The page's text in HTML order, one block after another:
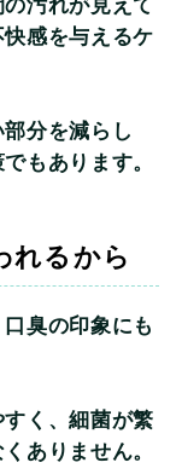
感を与えるケ
分を減らし
もあります。
れるから
臭の印象にも
く、細菌が繁
ありません。